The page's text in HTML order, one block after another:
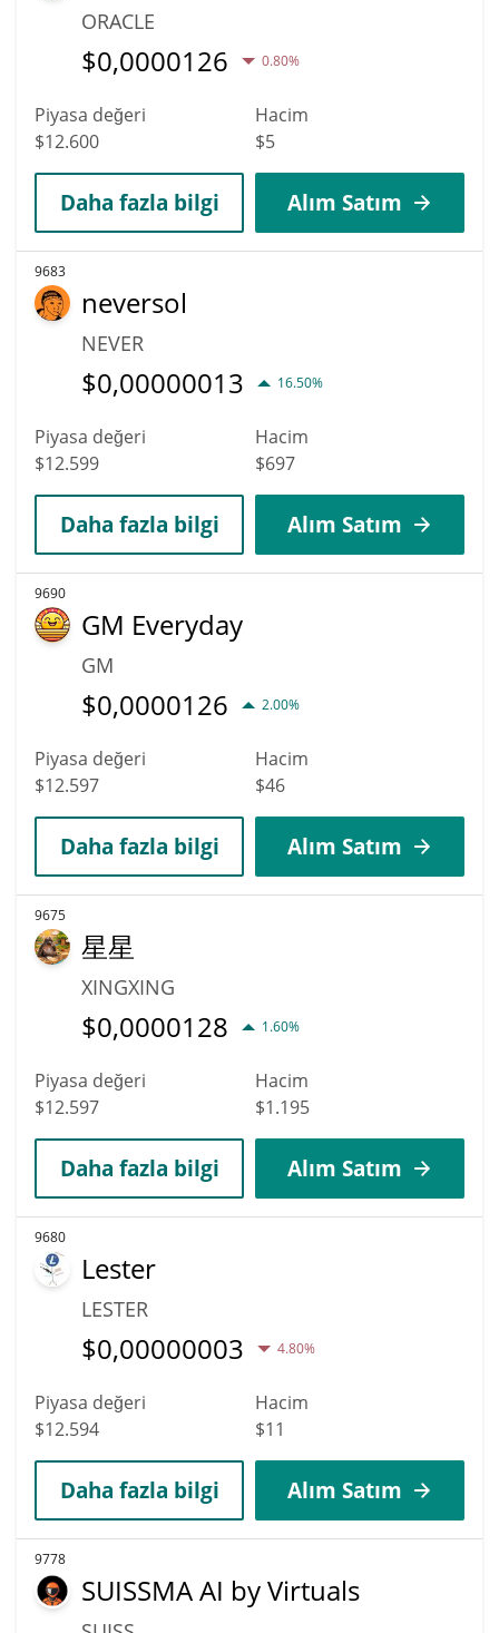
ORACLE
$0,0000126 0.80%
Piyasa değeri
$12.600
Hacim
$5
Daha fazla bilgi Alım Satım
9683
neversol
NEVER
$0,00000013 16.50%
Piyasa değeri
$12.599
Hacim
$697
Daha fazla bilgi Alım Satım
9690
GM Everyday
GM
$0,0000126 2.00%
Piyasa değeri
$12.597
Hacim
$46
Daha fazla bilgi Alım Satım
9675
星星
XINGXING
$0,0000128 1.60%
Piyasa değeri
$12.597
Hacim
$1.195
Daha fazla bilgi Alım Satım
9680
Lester
LESTER
$0,00000003 4.80%
Piyasa değeri
$12.594
Hacim
$11
Daha fazla bilgi Alım Satım
9778
SUISSMA AI by Virtuals